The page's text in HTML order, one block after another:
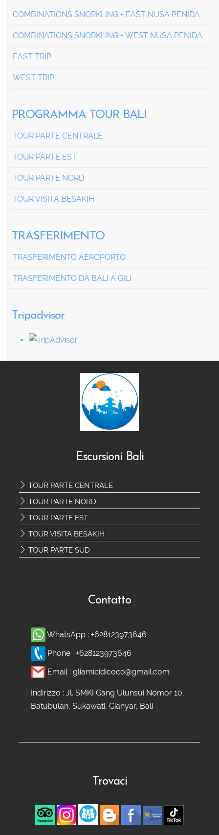
COMBINATIONS SNORKLING + EAST NUSA PENIDA
COMBINATIONS SNORKLING + WEST NUSA PENIDA
EAST TRIP
WEST TRIP
PROGRAMMA TOUR BALI
TOUR PARTE CENTRALE
TOUR PARTE EST
TOUR PARTE NORD
TOUR VISITA BESAKIH
TRASFERIMENTO
TRASFERIMENTO AEROPORTO
TRASFERIMENTO DA BALI A GILI
Tripadvisor
Escursioni Bali
TOUR PARTE CENTRALE
TOUR PARTE NORD
TOUR PARTE EST
TOUR VISITA BESAKIH
TOUR PARTE SUD
Contatto
WhatsApp : +628123973646
Phone : +628123973646
Email : gliamicidicoco@gmail.com
Indirizzo : Jl. SMKI Gang Ulunsui Nomor 10,
Batubulan, Sukawati, Gianyar, Bali
Trovaci